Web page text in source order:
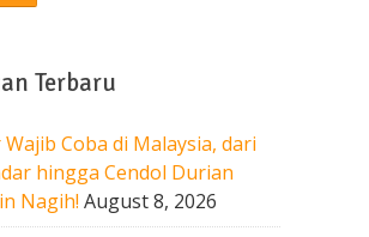
Terbaru
Coba di Malaysia, dari
hingga Cendol Durian
Nagih! August 8, 2026